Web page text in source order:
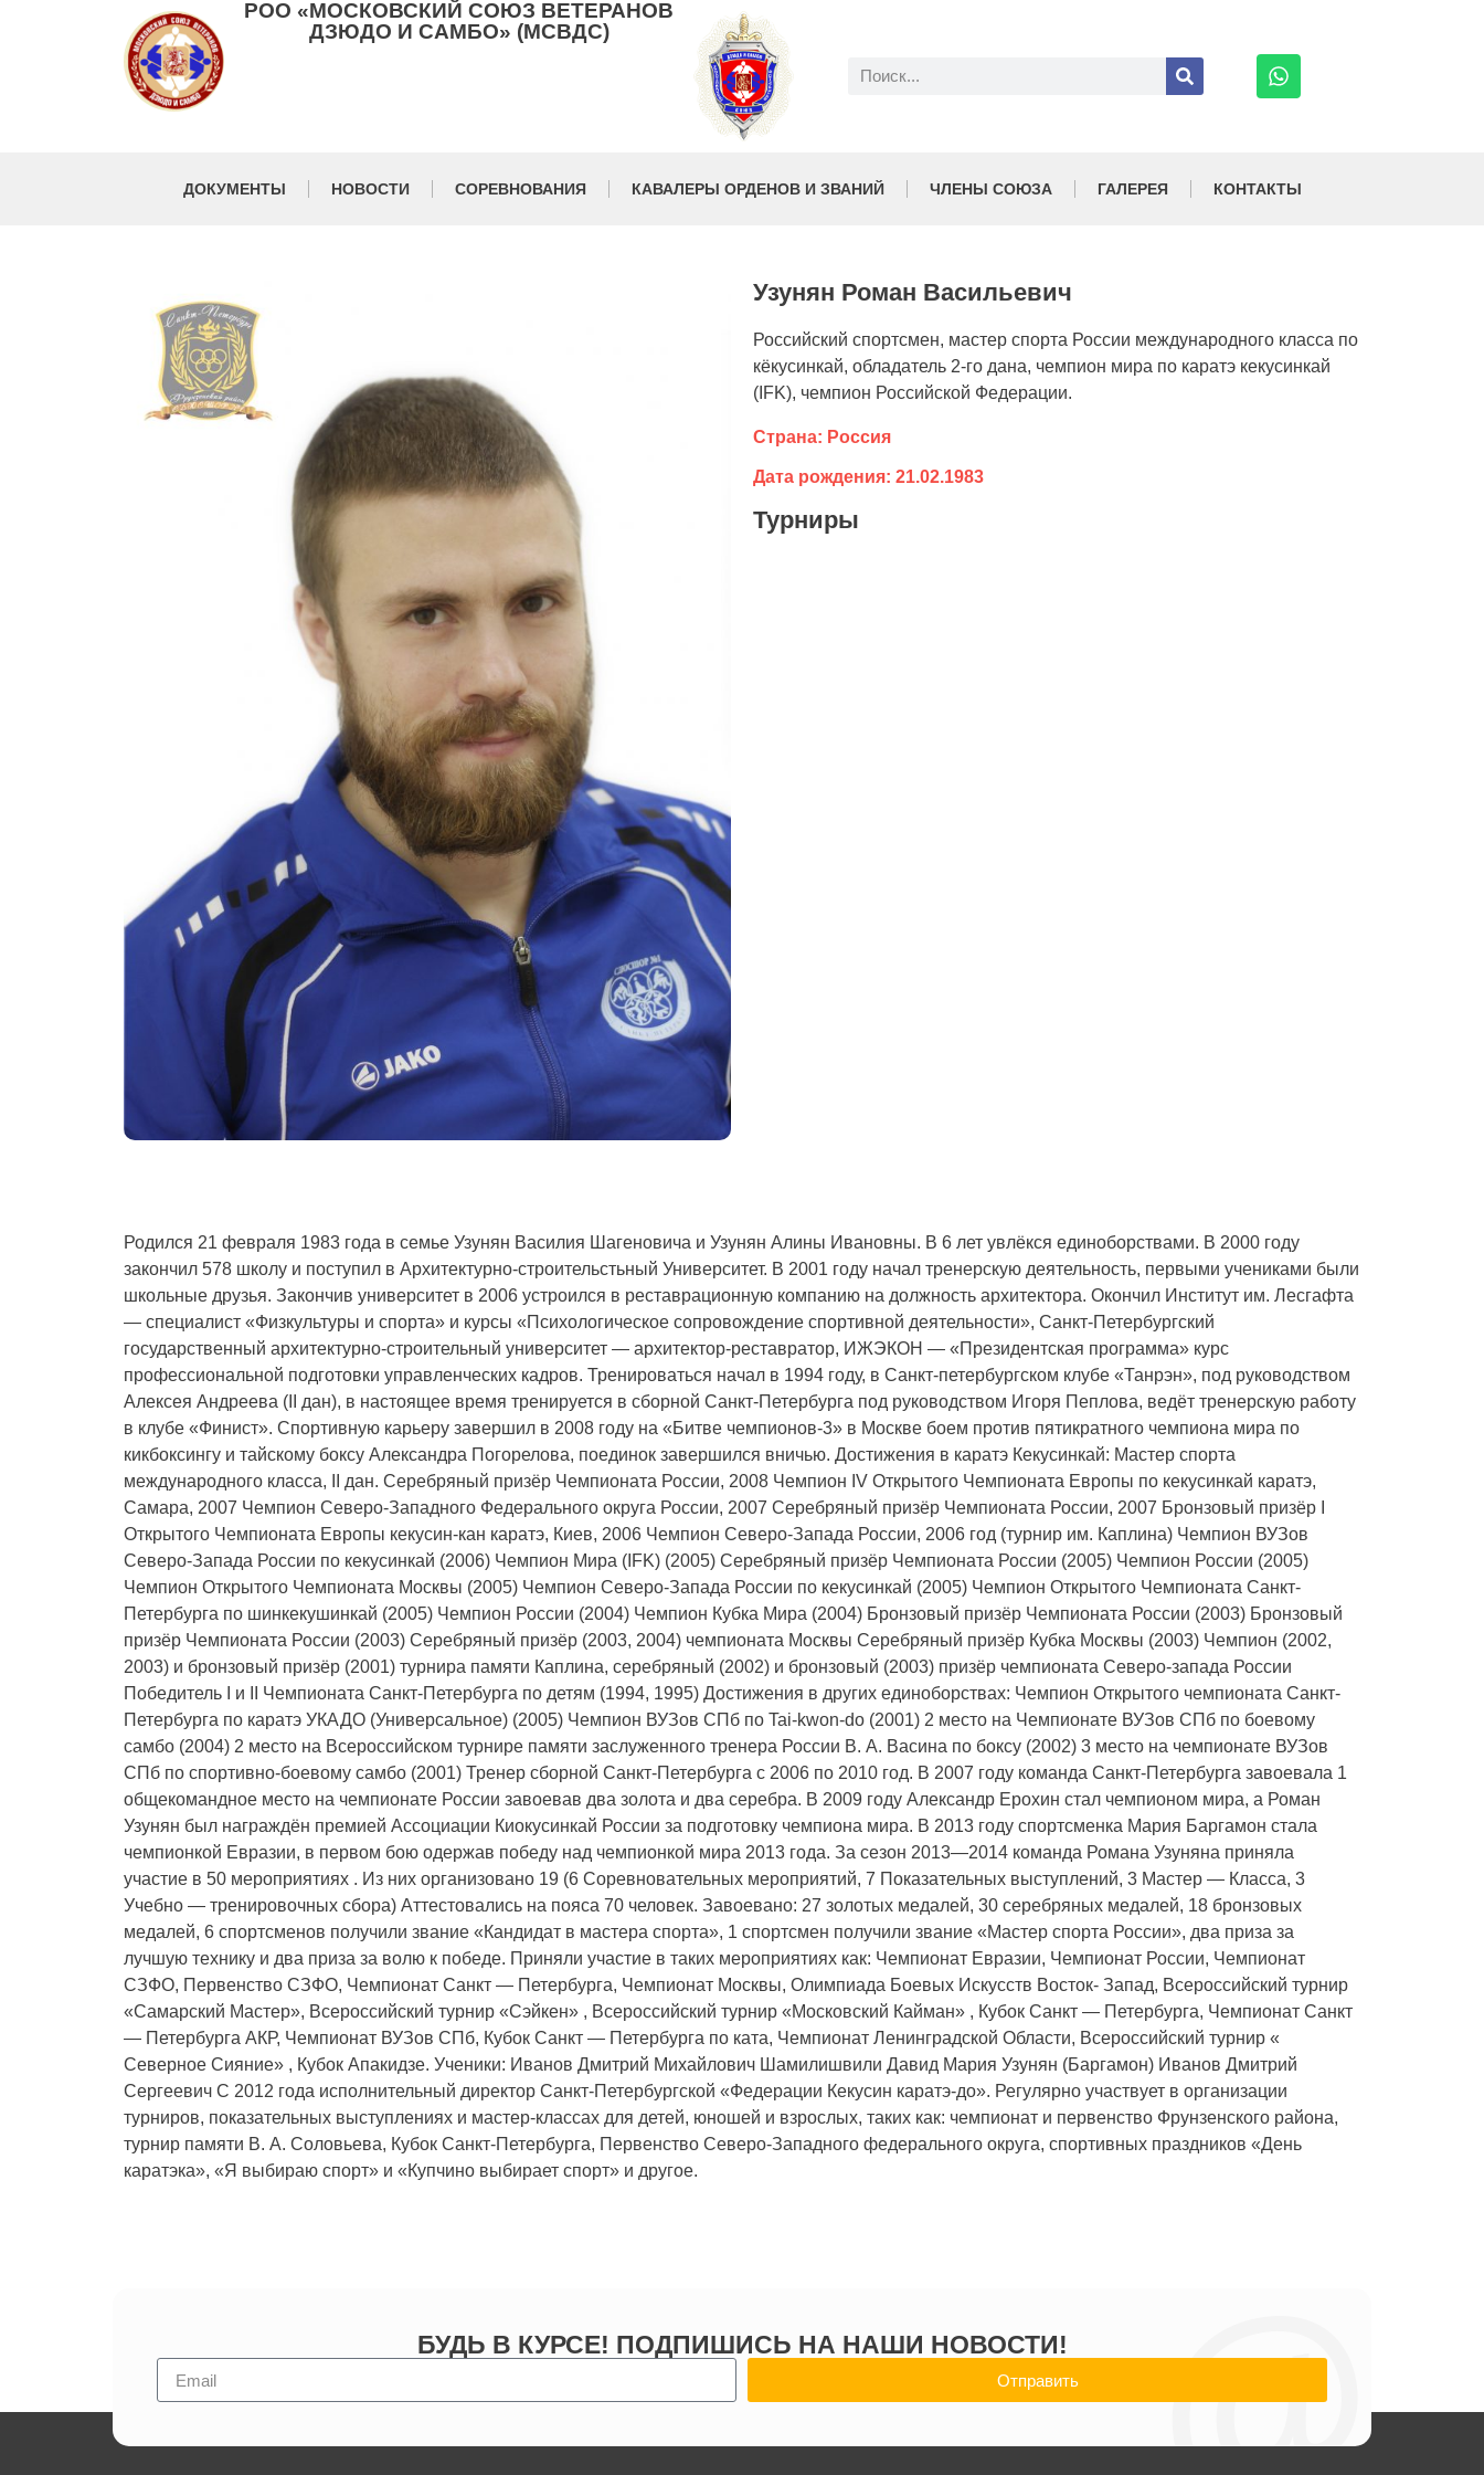
РОО «МОСКОВСКИЙ СОЮЗ ВЕТЕРАНОВ
ДЗЮДО И САМБО» (МСВДС)
ДОКУМЕНТЫ НОВОСТИ СОРЕВНОВАНИЯ КАВАЛЕРЫ ОРДЕНОВ И ЗВАНИЙ ЧЛЕНЫ СОЮЗА ГАЛЕРЕЯ КОНТАКТЫ
Узунян Роман Васильевич
Российский спортсмен, мастер спорта России международного класса по
кёкусинкай, обладатель 2-го дана, чемпион мира по каратэ кекусинкай
(IFK), чемпион Российской Федерации.
Страна: Россия
Дата рождения: 21.02.1983
Турниры
Родился 21 февраля 1983 года в семье Узунян Василия Шагеновича и Узунян Алины Ивановны. В 6 лет увлёкся единоборствами. В 2000 году
закончил 578 школу и поступил в Архитектурно-строительстьный Университет. В 2001 году начал тренерскую деятельность, первыми учениками были
школьные друзья. Закончив университет в 2006 устроился в реставрационную компанию на должность архитектора. Окончил Институт им. Лесгафта
— специалист «Физкультуры и спорта» и курсы «Психологическое сопровождение спортивной деятельности», Санкт-Петербургский
государственный архитектурно-строительный университет — архитектор-реставратор, ИЖЭКОН — «Президентская программа» курс
профессиональной подготовки управленческих кадров. Тренироваться начал в 1994 году, в Санкт-петербургском клубе «Танрэн», под руководством
Алексея Андреева (II дан), в настоящее время тренируется в сборной Санкт-Петербурга под руководством Игоря Пеплова, ведёт тренерскую работу
в клубе «Финист». Спортивную карьеру завершил в 2008 году на «Битве чемпионов-3» в Москве боем против пятикратного чемпиона мира по
кикбоксингу и тайскому боксу Александра Погорелова, поединок завершился вничью. Достижения в каратэ Кекусинкай: Мастер спорта
международного класса, II дан. Серебряный призёр Чемпионата России, 2008 Чемпион IV Открытого Чемпионата Европы по кекусинкай каратэ,
Самара, 2007 Чемпион Северо-Западного Федерального округа России, 2007 Серебряный призёр Чемпионата России, 2007 Бронзовый призёр I
Открытого Чемпионата Европы кекусин-кан каратэ, Киев, 2006 Чемпион Северо-Запада России, 2006 год (турнир им. Каплина) Чемпион ВУЗов
Северо-Запада России по кекусинкай (2006) Чемпион Мира (IFK) (2005) Серебряный призёр Чемпионата России (2005) Чемпион России (2005)
Чемпион Открытого Чемпионата Москвы (2005) Чемпион Северо-Запада России по кекусинкай (2005) Чемпион Открытого Чемпионата Санкт-
Петербурга по шинкекушинкай (2005) Чемпион России (2004) Чемпион Кубка Мира (2004) Бронзовый призёр Чемпионата России (2003) Бронзовый
призёр Чемпионата России (2003) Серебряный призёр (2003, 2004) чемпионата Москвы Серебряный призёр Кубка Москвы (2003) Чемпион (2002,
2003) и бронзовый призёр (2001) турнира памяти Каплина, серебряный (2002) и бронзовый (2003) призёр чемпионата Северо-запада России
Победитель I и II Чемпионата Санкт-Петербурга по детям (1994, 1995) Достижения в других единоборствах: Чемпион Открытого чемпионата Санкт-
Петербурга по каратэ УКАДО (Универсальное) (2005) Чемпион ВУЗов СПб по Tai-kwon-do (2001) 2 место на Чемпионате ВУЗов СПб по боевому
самбо (2004) 2 место на Всероссийском турнире памяти заслуженного тренера России В. А. Васина по боксу (2002) 3 место на чемпионате ВУЗов
СПб по спортивно-боевому самбо (2001) Тренер сборной Санкт-Петербурга с 2006 по 2010 год. В 2007 году команда Санкт-Петербурга завоевала 1
общекомандное место на чемпионате России завоевав два золота и два серебра. В 2009 году Александр Ерохин стал чемпионом мира, а Роман
Узунян был награждён премией Ассоциации Киокусинкай России за подготовку чемпиона мира. В 2013 году спортсменка Мария Баргамон стала
чемпионкой Евразии, в первом бою одержав победу над чемпионкой мира 2013 года. За сезон 2013—2014 команда Романа Узуняна приняла
участие в 50 мероприятиях . Из них организовано 19 (6 Соревновательных мероприятий, 7 Показательных выступлений, 3 Мастер — Класса, 3
Учебно — тренировочных сбора) Аттестовались на пояса 70 человек. Завоевано: 27 золотых медалей, 30 серебряных медалей, 18 бронзовых
медалей, 6 спортсменов получили звание «Кандидат в мастера спорта», 1 спортсмен получили звание «Мастер спорта России», два приза за
лучшую технику и два приза за волю к победе. Приняли участие в таких мероприятиях как: Чемпионат Евразии, Чемпионат России, Чемпионат
СЗФО, Первенство СЗФО, Чемпионат Санкт — Петербурга, Чемпионат Москвы, Олимпиада Боевых Искусств Восток- Запад, Всероссийский турнир
«Самарский Мастер», Всероссийский турнир «Сэйкен» , Всероссийский турнир «Московский Кайман» , Кубок Санкт — Петербурга, Чемпионат Санкт
— Петербурга АКР, Чемпионат ВУЗов СПб, Кубок Санкт — Петербурга по ката, Чемпионат Ленинградской Области, Всероссийский турнир «
Северное Сияние» , Кубок Апакидзе. Ученики: Иванов Дмитрий Михайлович Шамилишвили Давид Мария Узунян (Баргамон) Иванов Дмитрий
Сергеевич C 2012 года исполнительный директор Санкт-Петербургской «Федерации Кекусин каратэ-до». Регулярно участвует в организации
турниров, показательных выступлениях и мастер-классах для детей, юношей и взрослых, таких как: чемпионат и первенство Фрунзенского района,
турнир памяти В. А. Соловьева, Кубок Санкт-Петербурга, Первенство Северо-Западного федерального округа, спортивных праздников «День
каратэка», «Я выбираю спорт» и «Купчино выбирает спорт» и другое.
@
БУДЬ В КУРСЕ! ПОДПИШИСЬ НА НАШИ НОВОСТИ!
Отправить